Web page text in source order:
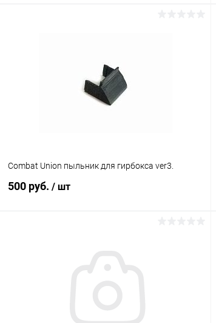
Combat Union пыльник для гирбокса ver3.
500 руб. / шт